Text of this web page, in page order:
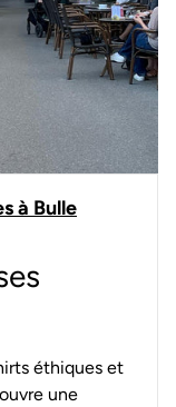
à Bulle
éthiques et
une